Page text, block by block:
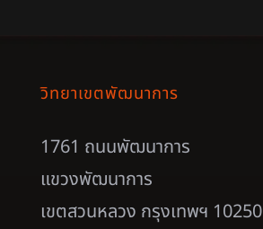
วิทยาเขตพัฒนาการ
1761 ถนนพัฒนาการ
แขวงพัฒนาการ
เขตสวนหลวง กรุงเทพฯ 10250